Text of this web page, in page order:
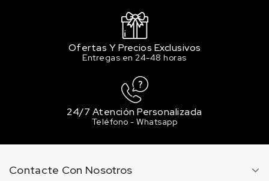
4.56 €
8 en stock
308 Piglet Pink Light
9 en stock
4.56 €
Ofertas Y Precios Exclusivos
Entregas en 24-48 horas
24/7 Atención Personalizada
Teléfono - Whatsapp
Contacte Con Nosotros